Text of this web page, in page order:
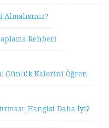
Rehberi
Günlük Kalorini Öğren
Hangisi Daha İyi?